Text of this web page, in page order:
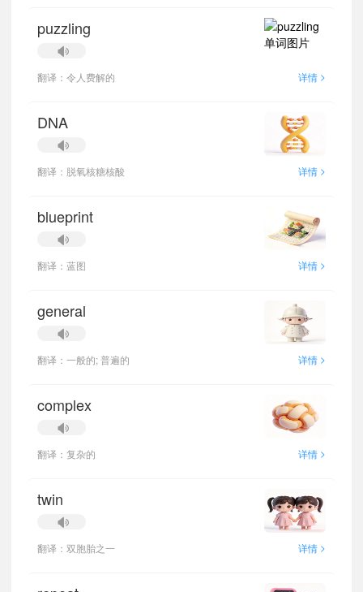
puzzling
翻译：令人费解的 详情 >
DNA
翻译：脱氧核糖核酸 详情 >
blueprint
翻译：蓝图 详情 >
general
翻译：一般的; 普遍的 详情 >
complex
翻译：复杂的 详情 >
twin
翻译：双胞胎之一 详情 >